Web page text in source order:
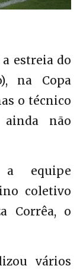
estreia do
na Copa
o técnico
ainda não
equipe
coletivo
Corrêa, o
vários